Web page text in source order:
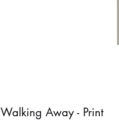
Walking Away - Print